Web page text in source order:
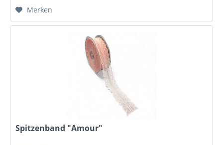
Merken
Spitzenband "Amour"